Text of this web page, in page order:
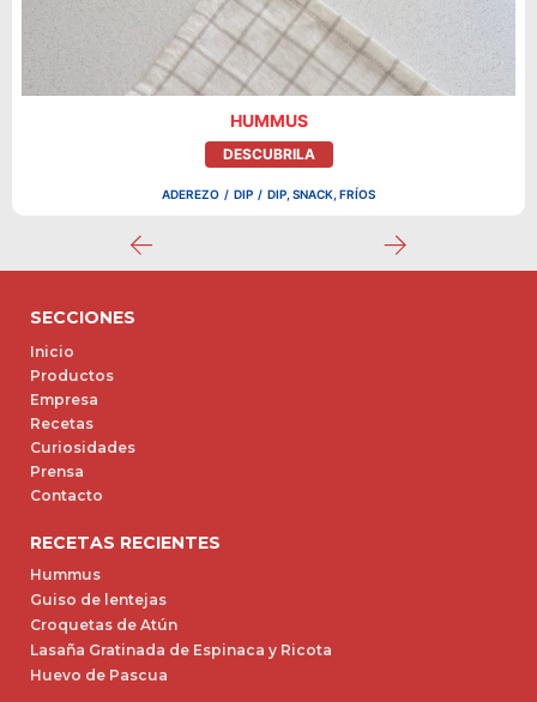
HUMMUS
DESCUBRILA
ADEREZO / DIP / DIP, SNACK, FRÍOS
SECCIONES
Inicio
Productos
Empresa
Recetas
Curiosidades
Prensa
Contacto
RECETAS RECIENTES
Hummus
Guiso de lentejas
Croquetas de Atún
Lasaña Gratinada de Espinaca y Ricota
Huevo de Pascua